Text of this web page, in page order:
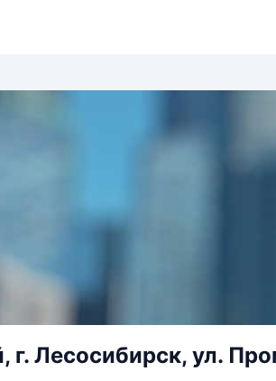
г. Лесосибирск, ул.